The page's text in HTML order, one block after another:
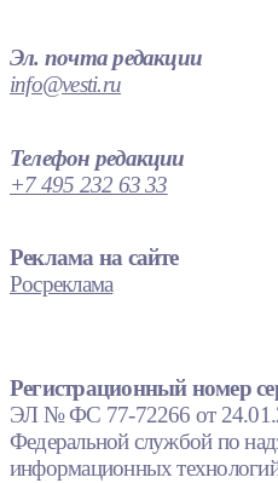
Эл. почта редакции
info@vesti.ru
Телефон редакции
+7 495 232 63 33
Реклама на сайте
Росреклама
Регистрационный номер
ЭЛ № ФС 77-72266 от
Федеральной службой по
информационных